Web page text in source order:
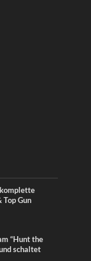
Top Gun
“Hunt the
schaltet